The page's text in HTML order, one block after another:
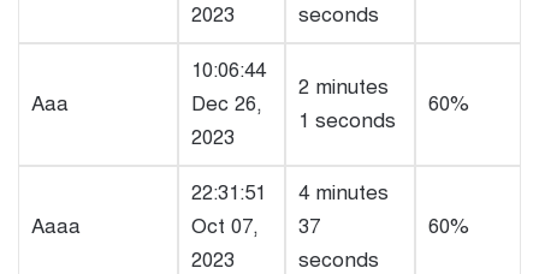
2023
seconds
Aaa
10:06:44
Dec 26,
2023
2 minutes
1 seconds
60%
Aaaa
22:31:51
Oct 07,
2023
4 minutes
37
seconds
60%